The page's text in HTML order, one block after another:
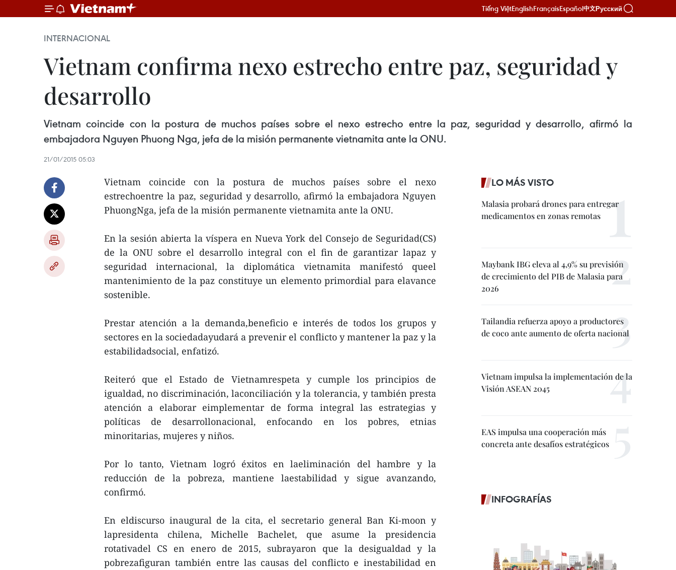
Tiếng ViệtEnglishFrançaisEspañol中文Русский
INTERNACIONAL
Vietnam confirma nexo estrecho entre paz, seguridad y
desarrollo
Vietnam coincide con la postura de muchos países sobre el nexo estrecho entre la paz, seguridad y desarrollo, afirmó la
embajadora Nguyen Phuong Nga, jefa de la misión permanente vietnamita ante la ONU.
21/01/2015 05:03
Vietnam coincide con la postura de muchos países sobre el nexo
estrechoentre la paz, seguridad y desarrollo, afirmó la embajadora Nguyen
PhuongNga, jefa de la misión permanente vietnamita ante la ONU.
En la sesión abierta la víspera en Nueva York del Consejo de Seguridad(CS)
de la ONU sobre el desarrollo integral con el fin de garantizar lapaz y
seguridad internacional, la diplomática vietnamita manifestó queel
mantenimiento de la paz constituye un elemento primordial para elavance
sostenible.
Prestar atención a la demanda,beneficio e interés de todos los grupos y
sectores en la sociedadayudará a prevenir el conflicto y mantener la paz y la
estabilidadsocial, enfatizó.
Reiteró que el Estado de Vietnamrespeta y cumple los principios de
igualdad, no discriminación, laconciliación y la tolerancia, y también presta
atención a elaborar eimplementar de forma integral las estrategias y
políticas de desarrollonacional, enfocando en los pobres, etnias
minoritarias, mujeres y niños.
Por lo tanto, Vietnam logró éxitos en laeliminación del hambre y la
reducción de la pobreza, mantiene laestabilidad y sigue avanzando,
confirmó.
En eldiscurso inaugural de la cita, el secretario general Ban Ki-moon y
lapresidenta chilena, Michelle Bachelet, que asume la presidencia
rotativadel CS en enero de 2015, subrayaron que la desigualdad y la
pobrezafiguran también entre las causas del conflicto e inestabilidad en
LO MÁS VISTO
Malasia probará drones para entregar
medicamentos en zonas remotas
Maybank IBG eleva al 4,9% su previsión
de crecimiento del PIB de Malasia para
2026
Tailandia refuerza apoyo a productores
de coco ante aumento de oferta nacional
Vietnam impulsa la implementación de la
Visión ASEAN 2045
EAS impulsa una cooperación más
concreta ante desafíos estratégicos
INFOGRAFÍAS